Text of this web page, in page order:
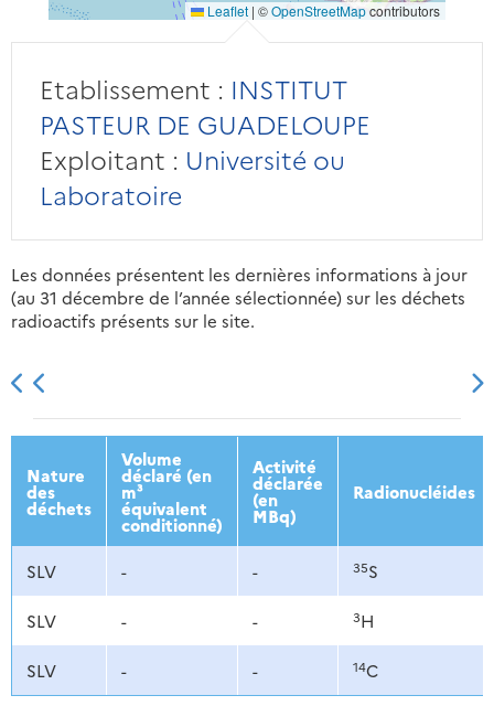
Leaflet | ©OpenStreetMapcontributors
Etablissement : INSTITUT
PASTEUR DE GUADELOUPE
Exploitant : Université ou
Laboratoire
Les données présentent les dernières informations à jour
(au 31 décembre de l’année sélectionnée) sur les déchets
radioactifs présents sur le site.
2013 2014 2015 2016
Nature
des
déchets
Volume
déclaré (en
m³
équivalent
conditionné)
Activité
déclarée
(en
MBq)
Radionucléides
SLV - - 35S
SLV - - 3H
SLV - - 14C